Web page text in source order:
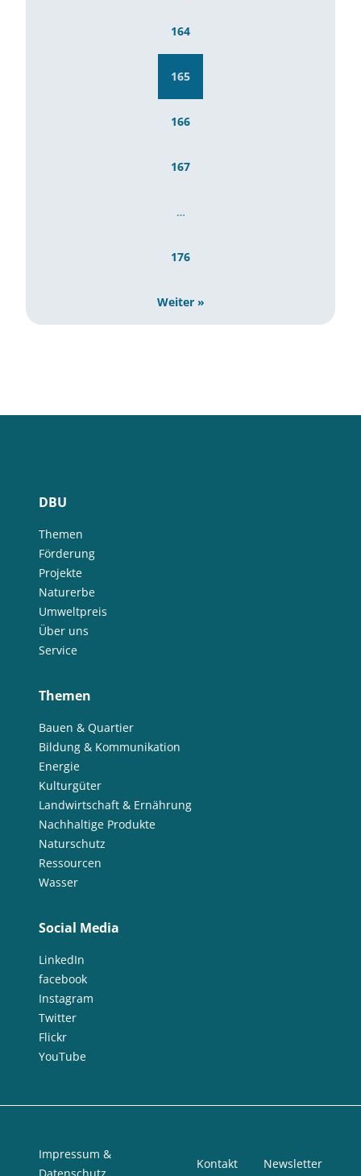
164
165
166
167
…
176
Weiter »
DBU
Themen
Förderung
Projekte
Naturerbe
Umweltpreis
Über uns
Service
Themen
Bauen & Quartier
Bildung & Kommunikation
Energie
Kulturgüter
Landwirtschaft & Ernährung
Nachhaltige Produkte
Naturschutz
Ressourcen
Wasser
Social Media
LinkedIn
facebook
Instagram
Twitter
Flickr
YouTube
Impressum &
Kontakt Newsletter